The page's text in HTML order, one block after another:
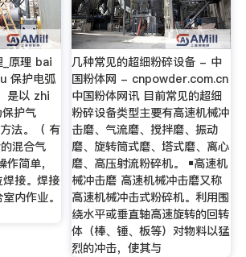
_原理 bai
保护电弧
是以 zhi
护气
法。（ 有
混合气
简单，
接。焊接
内作业。
几种常见的超细粉碎设备 - 中
国粉体网 - cnpowder.com.cn
中国粉体网讯 目前常见的超细
粉碎设备类型主要有高速机械冲
击磨、气流磨、搅拌磨、振动
磨、旋转筒式磨、塔式磨、离心
磨、高压射流粉碎机。 ￭高速机
械冲击磨 高速机械冲击磨又称
高速机械冲击式粉碎机。利用围
绕水平或垂直轴高速旋转的回转
体（棒、锤、板等）对物料以猛
烈的冲击，使其与